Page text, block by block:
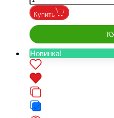
Купить
Новинка!